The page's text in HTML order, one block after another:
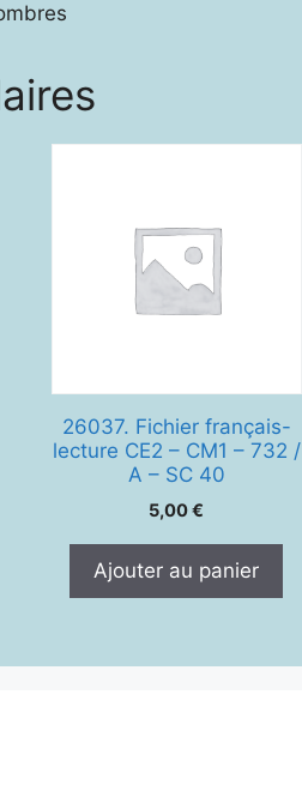
26037. Fichier français-
lecture CE2 – CM1 – 732 /
A – SC 40
5,00€
Ajouter au panier